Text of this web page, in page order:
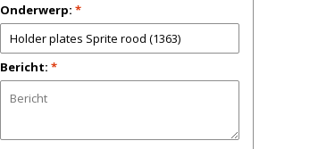
Onderwerp: *
Bericht: *